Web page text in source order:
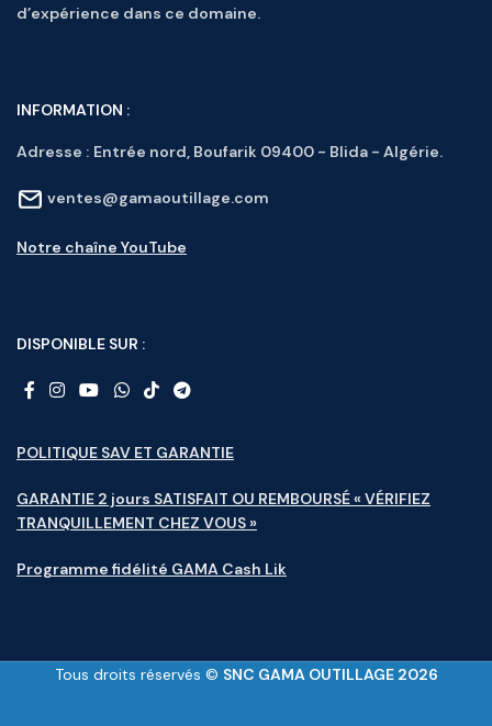
d’expérience dans ce domaine.
INFORMATION :
Adresse : Entrée nord, Boufarik 09400 - Blida - Algérie.
ventes@gamaoutillage.com
Notre chaîne YouTube
DISPONIBLE SUR :
POLITIQUE SAV ET GARANTIE
GARANTIE 2 jours SATISFAIT OU REMBOURSÉ « VÉRIFIEZ
TRANQUILLEMENT CHEZ VOUS »
Programme fidélité GAMA Cash Lik
Tous droits réservés © SNC GAMA OUTILLAGE 2026